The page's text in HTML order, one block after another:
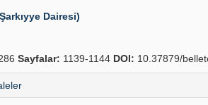
Dairesi)
Sayfalar: 1139-1144 DOI: 10.37879/